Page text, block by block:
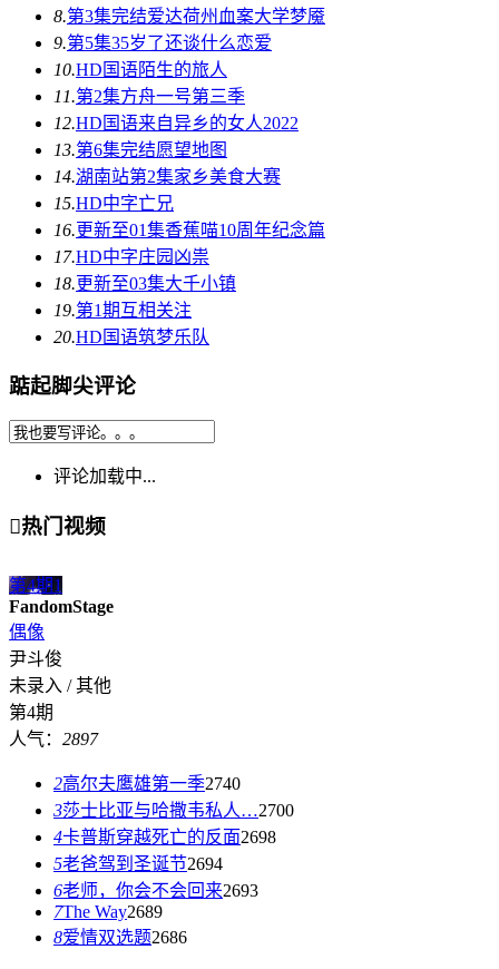
8.第3集完结爱达荷州血案大学梦魇
9.第5集35岁了还谈什么恋爱
10.HD国语陌生的旅人
11.第2集方舟一号第三季
12.HD国语来自异乡的女人2022
13.第6集完结愿望地图
14.湖南站第2集家乡美食大赛
15.HD中字亡兄
16.更新至01集香蕉喵10周年纪念篇
17.HD中字庄园凶祟
18.更新至03集大千小镇
19.第1期互相关注
20.HD国语筑梦乐队
踮起脚尖评论
评论加载中...
热门视频
第4期1
FandomStage
偶像
尹斗俊
未录入 / 其他
第4期
人气： 2897
2高尔夫鹰雄第一季2740
3莎士比亚与哈撒韦私人…2700
4卡普斯穿越死亡的反面2698
5老爸驾到圣诞节2694
6老师，你会不会回来2693
7The Way2689
8爱情双选题2686